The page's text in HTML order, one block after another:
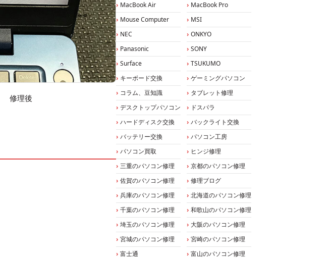
修理後
MacBook Air
MacBook Pro
Mouse Computer
MSI
NEC
ONKYO
Panasonic
SONY
Surface
TSUKUMO
キーボード交換
ゲーミングパソコン
コラム、豆知識
タブレット修理
デスクトップパソコン
ドスパラ
ハードディスク交換
バックライト交換
バッテリー交換
パソコン工房
パソコン買取
ヒンジ修理
三重のパソコン修理
京都のパソコン修理
佐賀のパソコン修理
修理ブログ
兵庫のパソコン修理
北海道のパソコン修理
千葉のパソコン修理
和歌山のパソコン修理
埼玉のパソコン修理
大阪のパソコン修理
宮城のパソコン修理
宮崎のパソコン修理
富士通
富山のパソコン修理